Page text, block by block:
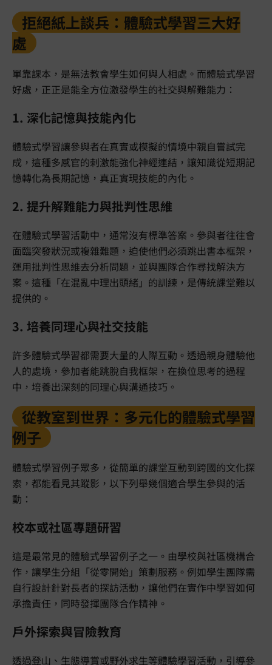
拒絕紙上談兵：體驗式學習三大好
處
單靠課本，是無法教會學生如何與人相處。而體驗式學習
好處，正正是能全方位激發學生的社交與解難能力：
1. 深化記憶與技能內化
體驗式學習讓參與者在真實或模擬的情境中親自嘗試完
成，這種多感官的刺激能強化神經連結，讓知識從短期記
憶轉化為長期記憶，真正實現技能的內化。
2. 提升解難能力與批判性思維
在體驗式學習活動中，通常沒有標準答案。參與者往往會
面臨突發狀況或複雜難題，迫使他們必須跳出書本框架，
運用批判性思維去分析問題，並與團隊合作尋找解決方
案。這種「在混亂中理出頭緒」的訓練，是傳統課堂難以
提供的。
3. 培養同理心與社交技能
許多體驗式學習都需要大量的人際互動。透過親身體驗他
人的處境，參加者能跳脫自我框架，在換位思考的過程
中，培養出深刻的同理心與溝通技巧。
從教室到世界：多元化的體驗式學習
例子
體驗式學習例子眾多，從簡單的課堂互動到跨國的文化探
索，都能看見其蹤影，以下列舉幾個適合學生參與的活
動：
校本或社區專題研習
這是最常見的體驗式學習例子之一。由學校與社區機構合
作，讓學生分組「從零開始」策劃服務。例如學生團隊需
自行設計針對長者的探訪活動，讓他們在實作中學習如何
承擔責任，同時發揮團隊合作精神。
戶外探索與冒險教育
透過登山、生態導賞或野外求生等體驗學習活動，引導參